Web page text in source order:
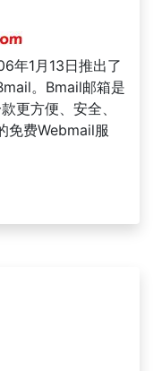
年1月13日推出了
。Bmail邮箱是
更方便、安全、
免费Webmail服